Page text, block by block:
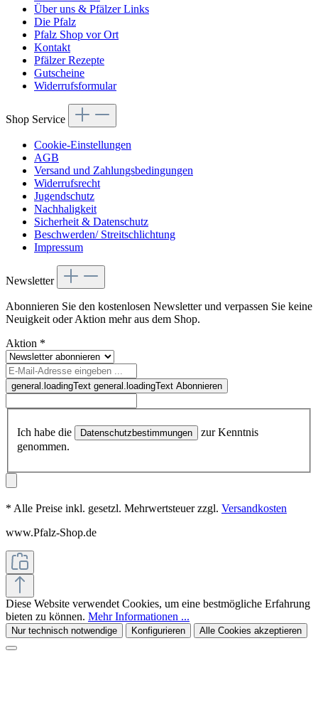
Über uns & Pfälzer Links
Die Pfalz
Pfalz Shop vor Ort
Kontakt
Pfälzer Rezepte
Gutscheine
Widerrufsformular
Shop Service
Cookie-Einstellungen
AGB
Versand und Zahlungsbedingungen
Widerrufsrecht
Jugendschutz
Nachhaligkeit
Sicherheit & Datenschutz
Beschwerden/ Streitschlichtung
Impressum
Newsletter
Abonnieren Sie den kostenlosen Newsletter und verpassen Sie keine
Neuigkeit oder Aktion mehr aus dem Shop.
Aktion *
general.loadingText general.loadingText Abonnieren
Ich habe die Datenschutzbestimmungen
zur Kenntnis
genommen.
* Alle Preise inkl. gesetzl. Mehrwertsteuer zzgl. Versandkosten
www.Pfalz-Shop.de
Diese Website verwendet Cookies, um eine bestmögliche Erfahrung
bieten zu können. Mehr Informationen ...
Nur technisch notwendige Konfigurieren Alle Cookies akzeptieren